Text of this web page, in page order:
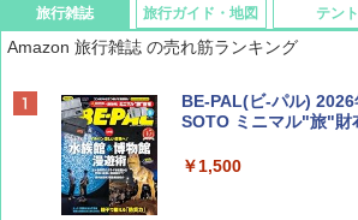
旅行雑誌
Amazon 旅行雑誌 の売れ筋ランキング
BE-PAL(ビ-パル)
SOTO ミニマル"旅"財
￥1,500
旅行ガイド・地図 テント